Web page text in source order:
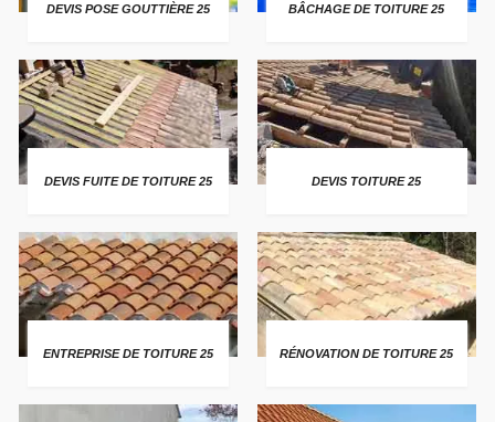
DEVIS POSE GOUTTIÈRE 25 BÂCHAGE DE TOITURE 25
DEVIS FUITE DE TOITURE 25 DEVIS TOITURE 25
ENTREPRISE DE TOITURE 25 RÉNOVATION DE TOITURE 25